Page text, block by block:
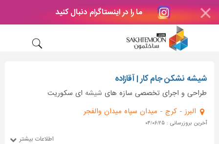
ما را در اینستاگرام دنبال کنید
شیشه نشکن جام کار | آقازاده
طراحی و اجرای تخصصی سازه های شیشه ای سکوریت
البرز - کرج - میدان سپاه میدان والفجر
آخرین بروزرسانی : ۰۴/۰۶/۲۵
اطلاعات بیشتر